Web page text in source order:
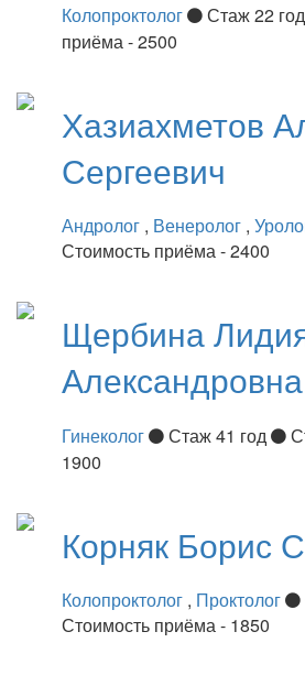
Колопроктолог Стаж 22
приёма - 2500
Хазиахметов
Сергеевич
Андролог , Венеролог ,
Стоимость приёма - 2400
Щербина
Александровна
Гинеколог Стаж 41 год
1900
Корняк Борис
Колопроктолог , Проктолог
Стоимость приёма - 1850